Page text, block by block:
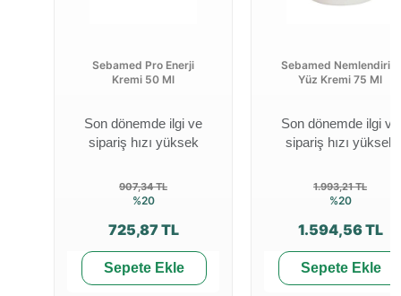
Sebamed Pro Enerji
Kremi 50 Ml
Son dönemde ilgi ve
sipariş hızı yüksek
907,34 TL
%20
725,87 TL
Sepete Ekle
Sebamed Nemlendirici
Yüz Kremi 75 Ml
Son dönemde ilgi ve
sipariş hızı yüksek
1.993,21 TL
%20
1.594,56 TL
Sepete Ekle